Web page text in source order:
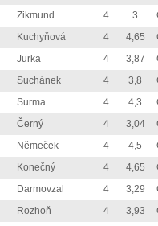
Zikmund 4 3
Kuchyňová 4 4,65
Jurka 4 3,87
Suchánek 4 3,8
Surma 4 4,3
Černý 4 3,04
Němeček 4 4,5
Konečný 4 4,65
Darmovzal 4 3,29
Rozhoň 4 3,93